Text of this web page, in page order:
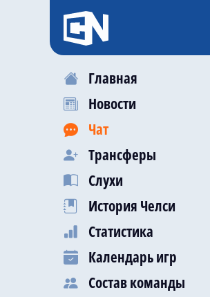
Главная
Новости
Чат
Трансферы
Слухи
История Челси
Статистика
Календарь игр
Состав команды